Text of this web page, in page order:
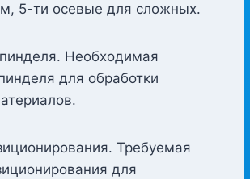
5-ти осевые для сложных.
Необходимая
для обработки
Требуемая
для